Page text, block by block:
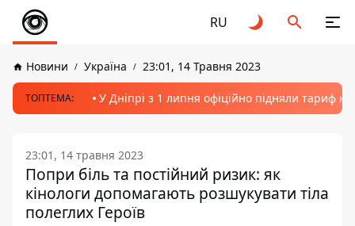
RU
Новини Україна 23:01, 14 Травня 2023
ТОПТЕМА: У Дніпрі з 1 липня офіційно підняли тариф
23:01, 14 травня 2023
Попри біль та постійний ризик: як
кінологи допомагають розшукувати тіла
полеглих Героїв